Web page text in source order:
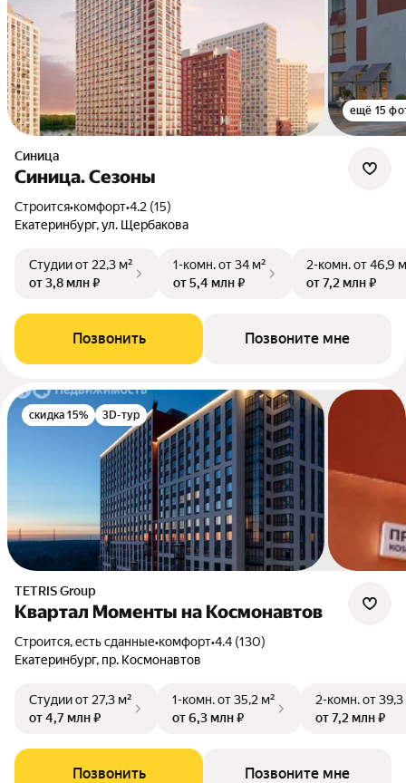
ещё 15
Синица
Синица. Сезоны
Строится•комфорт•4.2 (15)
Екатеринбург, ул. Щербакова
Студииот 22,3 м²
от 3,8 млн ₽
1-комн.от 34 м²
от 5,4 млн ₽
2-комн.от 46,9
от 7,2 млн ₽
Позвонить Позвоните мне
скидка 15% 3D-тур
TETRIS Group
Квартал Моменты на Космонавтов
Строится, есть сданные•комфорт•4.4 (130)
Екатеринбург, пр. Космонавтов
Студииот 27,3 м²
от 4,7 млн ₽
1-комн.от 35,2 м²
от 6,3 млн ₽
2-комн.от 39,3
от 7,2 млн ₽
Позвонить Позвоните мне